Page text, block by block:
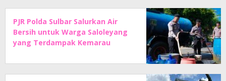
PJR Polda Sulbar Salurkan Air
Bersih untuk Warga Saloleyang
yang Terdampak Kemarau